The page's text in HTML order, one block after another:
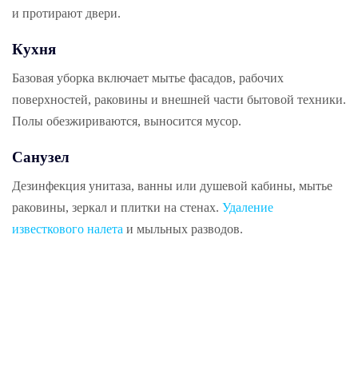
и протирают двери.
Кухня
Базовая уборка включает мытье фасадов, рабочих
поверхностей, раковины и внешней части бытовой техники.
Полы обезжириваются, выносится мусор.
Санузел
Дезинфекция унитаза, ванны или душевой кабины, мытье
раковины, зеркал и плитки на стенах. Удаление
известкового налета и мыльных разводов.